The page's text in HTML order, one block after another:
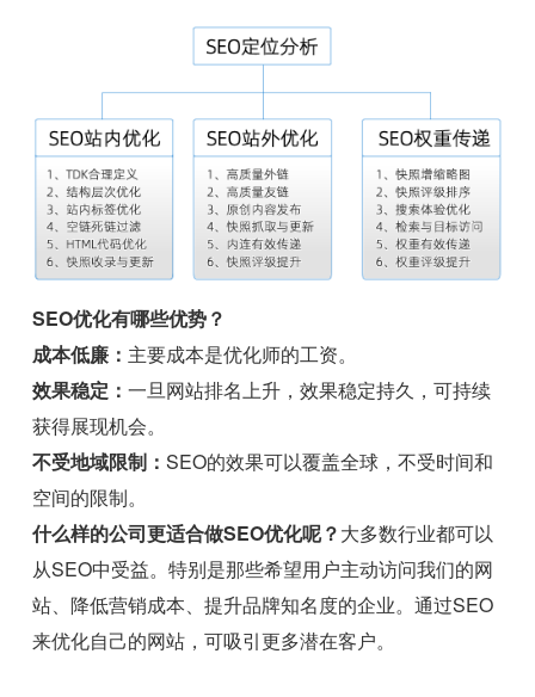
SEO优化有哪些优势？
成本低廉： 主要成本是优化师的工资。
效果稳定：一旦网站排名上升，效果稳定持久，可持续
获得展现机会。
不受地域限制：SEO的效果可以覆盖全球，不受时间和
空间的限制。
什么样的公司更适合做SEO优化呢？大多数行业都可以
从SEO中受益。特别是那些希望用户主动访问我们的网
站、降低营销成本、提升品牌知名度的企业。通过SEO
来优化自己的网站，可吸引更多潜在客户。